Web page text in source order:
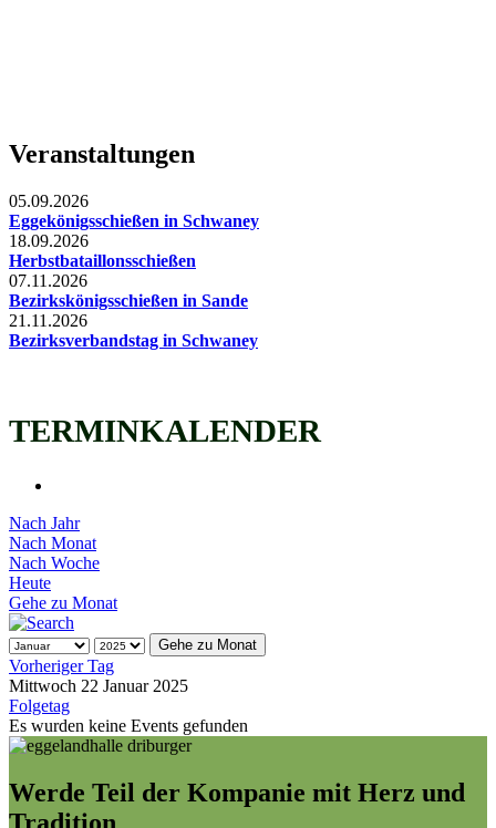
Veranstaltungen
05.09.2026
Eggekönigsschießen in Schwaney
18.09.2026
Herbstbataillonsschießen
07.11.2026
Bezirkskönigsschießen in Sande
21.11.2026
Bezirksverbandstag in Schwaney
TERMINKALENDER
Nach Jahr
Nach Monat
Nach Woche
Heute
Gehe zu Monat
Gehe zu Monat
Vorheriger Tag
Mittwoch 22 Januar 2025
Folgetag
Es wurden keine Events gefunden
Werde Teil der Kompanie mit Herz und
Tradition